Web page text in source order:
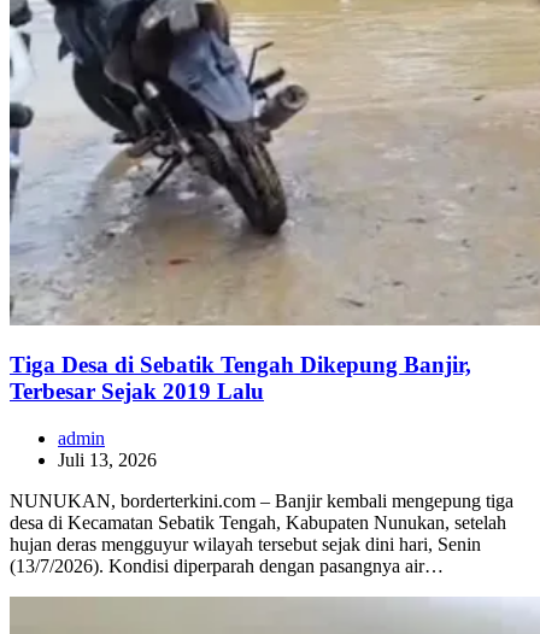
Tiga Desa di Sebatik Tengah Dikepung Banjir,
Terbesar Sejak 2019 Lalu
admin
Juli 13, 2026
NUNUKAN, borderterkini.com – Banjir kembali mengepung tiga
desa di Kecamatan Sebatik Tengah, Kabupaten Nunukan, setelah
hujan deras mengguyur wilayah tersebut sejak dini hari, Senin
(13/7/2026). Kondisi diperparah dengan pasangnya air…